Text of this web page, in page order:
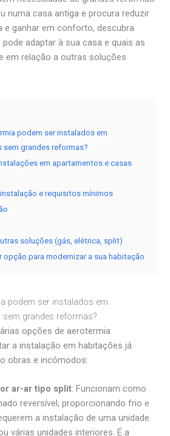
numa casa antiga e procura reduzir
e ganhar em conforto, descubra
adaptar à sua casa e quais as
em relação a outras soluções
podem ser instalados em
grandes reformas?
em apartamentos e casas
e requisitos mínimos
soluções (gás, elétrica, split)
opção para modernizar a sua habitação
podem ser instalados em
grandes reformas?
opções de aerotermia
a instalação em habitações já
obras e incómodos:
ar-ar tipo split: Funcionam como
reversível, proporcionando frio e
a instalação de uma unidade
várias unidades interiores. É a